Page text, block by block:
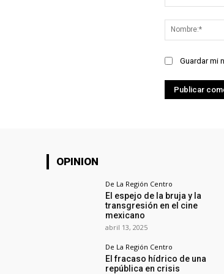
Guardar mi
OPINION
De La Región Centro
El espejo de la bruja y la
transgresión en el cine
mexicano
abril 13, 2025
De La Región Centro
El fracaso hídrico de una
república en crisis